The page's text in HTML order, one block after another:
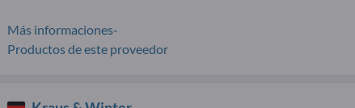
Más informaciones-
Productos de este proveedor